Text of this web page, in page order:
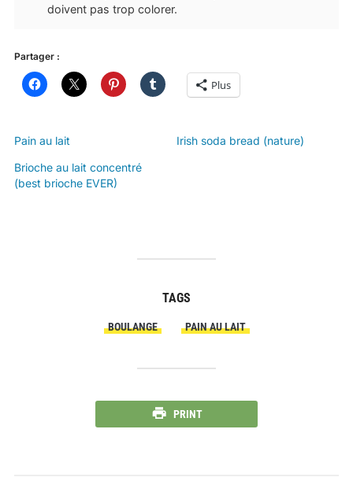
doivent pas trop colorer.
Partager :
Plus
Pain au lait
Irish soda bread (nature)
Brioche au lait concentré
(best brioche EVER)
TAGS
BOULANGE PAIN AU LAIT
PRINT